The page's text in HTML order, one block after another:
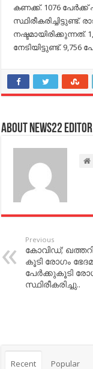
കണക്ക്. 1076
നേടിയിട്ടുണ്ട്.
About NEWS22 EDITOR
Previous
കോവിഡ്;
കൂടി രോഗം​
പേര്‍ക്കുകൂടി
സ്ഥിരീകരിച്ചു..
Recent Popular